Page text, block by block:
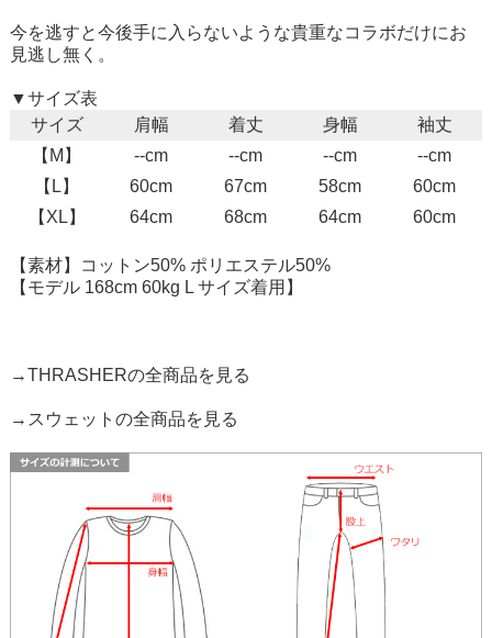
今を逃すと今後手に入らないような貴重なコラボだけにお
見逃し無く。
▼サイズ表
サイズ
肩幅 着丈 身幅
袖丈
【M】
--cm --cm --cm
--cm
【L】
60cm 67cm 58cm
60cm
【XL】
64cm 68cm 64cm 60cm
【素材】コットン50% ポリエステル50%
【モデル 168cm 60kg L サイズ着用】
→THRASHERの全商品を見る
→スウェットの全商品を見る